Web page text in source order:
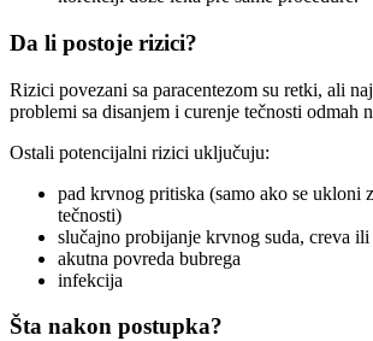
Da li postoje rizici?
Rizici povezani sa paracentezom su retki, ali
problemi sa disanjem i curenje tečnosti odmah
Ostali potencijalni rizici uključuju:
pad krvnog pritiska (samo ako se ukloni
tečnosti)
slučajno probijanje krvnog suda, creva ili
akutna povreda bubrega
infekcija
Šta nakon postupka?